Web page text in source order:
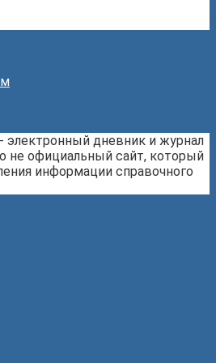
электронный дневник и журнал
не официальный сайт, который
информации справочного